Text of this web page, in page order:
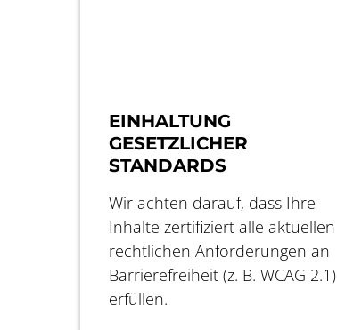
EINHALTUNG
GESETZLICHER
STANDARDS
Wir achten darauf, dass Ihre
Inhalte zertifiziert alle aktuellen
rechtlichen Anforderungen an
Barrierefreiheit (z. B. WCAG 2.1)
erfüllen.